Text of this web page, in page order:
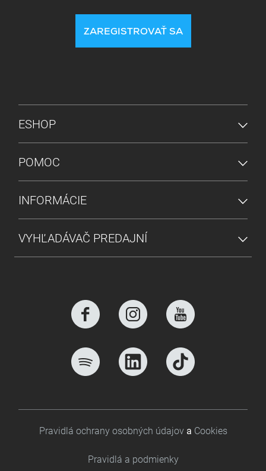
ZAREGISTROVAŤ SA
PONUKA V PÄTE
ESHOP
POMOC
INFORMÁCIE
VYHĽADÁVAČ PREDAJNÍ
Footer bottom
Pravidlá ochrany osobných údajov a Cookies
Pravidlá a podmienky